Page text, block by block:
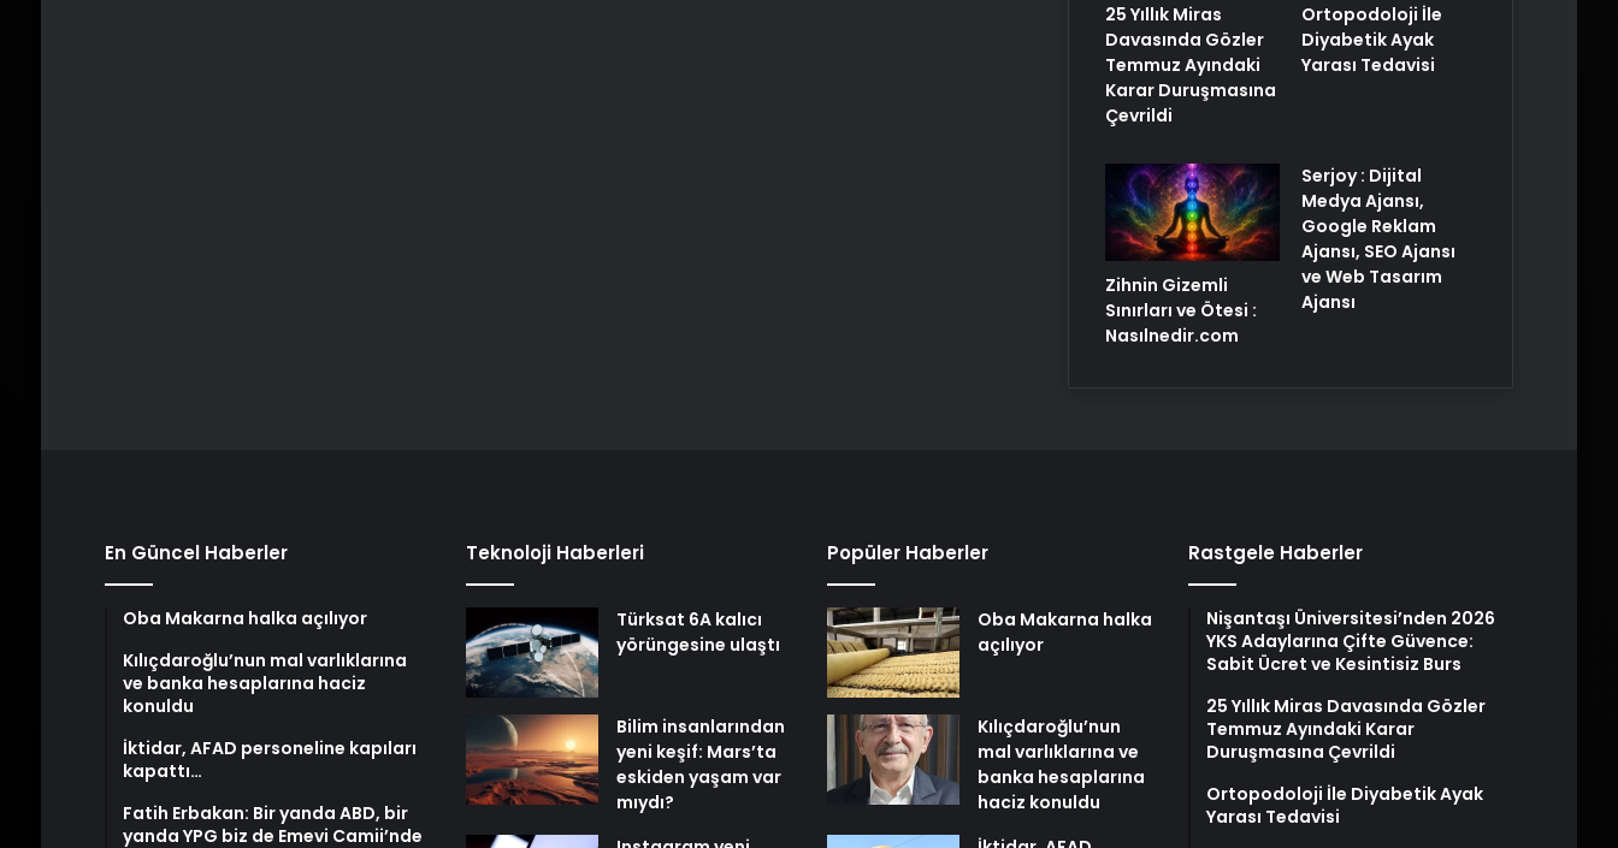
25 Yıllık Miras
Davasında Gözler
Temmuz Ayındaki
Karar Duruşmasına
Çevrildi
Ortopodoloji İle
Diyabetik Ayak
Yarası Tedavisi
Zihnin Gizemli
Sınırları ve Ötesi :
Nasılnedir.com
Serjoy : Dijital
Medya Ajansı,
Google Reklam
Ajansı, SEO Ajansı
ve Web Tasarım
Ajansı
En Güncel Haberler
Oba Makarna halka açılıyor
Kılıçdaroğlu’nun mal varlıklarına
ve banka hesaplarına haciz
konuldu
İktidar, AFAD personeline kapıları
kapattı…
Fatih Erbakan: Bir yanda ABD, bir
yanda YPG biz de Emevi Camii’nde
Teknoloji Haberleri
Türksat 6A kalıcı
yörüngesine ulaştı
Bilim insanlarından
yeni keşif: Mars’ta
eskiden yaşam var
mıydı?
Popüler Haberler
Oba Makarna halka
açılıyor
Kılıçdaroğlu’nun
mal varlıklarına ve
banka hesaplarına
haciz konuldu
Rastgele Haberler
Nişantaşı Üniversitesi’nden 2026
YKS Adaylarına Çifte Güvence:
Sabit Ücret ve Kesintisiz Burs
25 Yıllık Miras Davasında Gözler
Temmuz Ayındaki Karar
Duruşmasına Çevrildi
Ortopodoloji İle Diyabetik Ayak
Yarası Tedavisi